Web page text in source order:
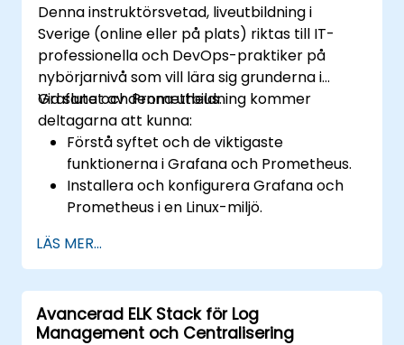
Denna instruktörsvetad, liveutbildning i
Sverige (online eller på plats) riktas till IT-
professionella och DevOps-praktiker på
nybörjarnivå som vill lära sig grunderna i
Grafana och Prometheus.
Vid slutet av denna utbildning kommer
deltagarna att kunna:
Förstå syftet och de viktigaste
funktionerna i Grafana och Prometheus.
Installera och konfigurera Grafana och
Prometheus i en Linux-miljö.
instrumentpaneler i Grafana.
Övervaka systemmätvärden och
visualisera data med Prometheus.
LÄS MER...
Avancerad ELK Stack för Log
Management och Centralisering